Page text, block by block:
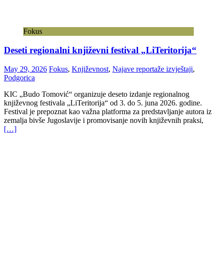
Fokus
Deseti regionalni književni festival „LiTeritorija“
May 29, 2026 Fokus, Književnost, Najave reportaže izvještaji,
Podgorica
KIC „Budo Tomović“ organizuje deseto izdanje regionalnog
književnog festivala „LiTeritorija“ od 3. do 5. juna 2026. godine.
Festival je prepoznat kao važna platforma za predstavljanje autora iz
zemalja bivše Jugoslavije i promovisanje novih književnih praksi,
[…]